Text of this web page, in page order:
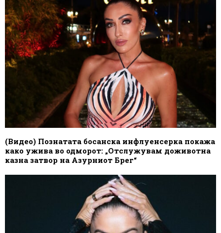
(Видео) Познатата босанска инфлуенсерка покажа
како ужива во одморот: „Отслужувам доживотна
казна затвор на Азурниот Брег“